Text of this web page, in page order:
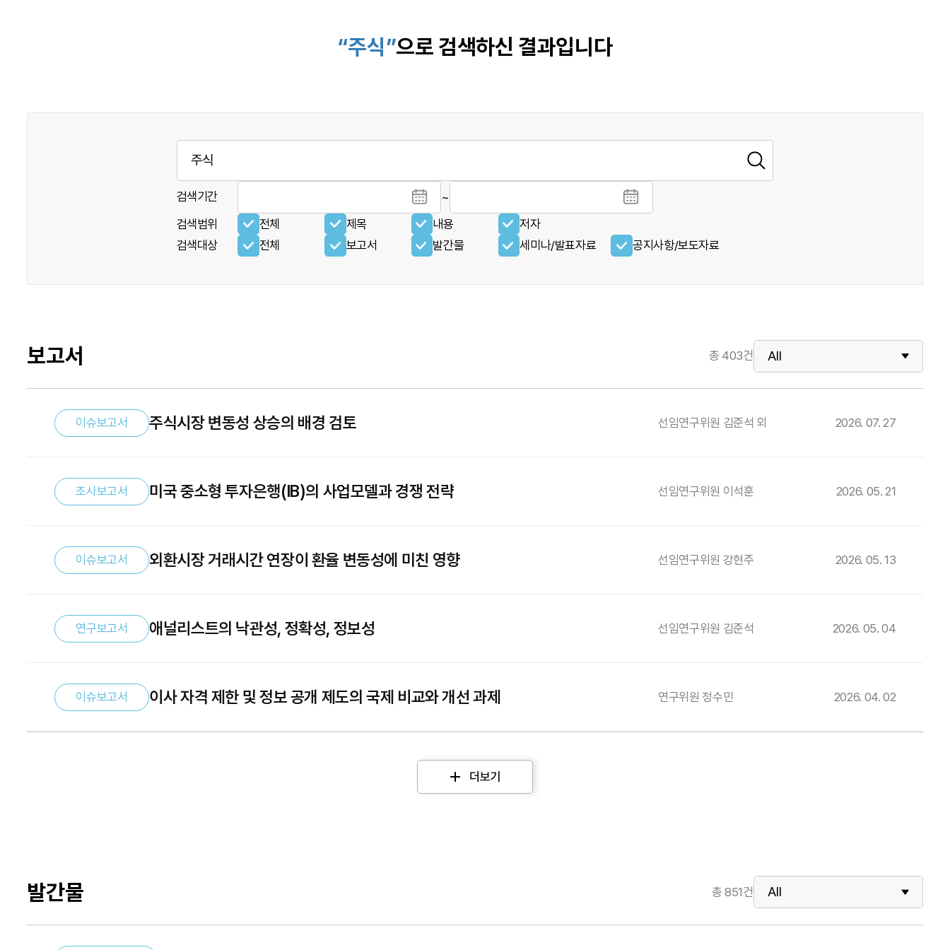
“주식”으로 검색하신 결과입니다
검색기간 ~
검색범위 전체 제목 내용
저자
검색대상
전체 보고서 발간물 세미나/발표자료 공지사항/보도자료
보고서 총 403건
이슈보고서 주식시장 변동성 상승의 배경 검토 선임연구위원 김준석 외 2026. 07. 27
조사보고서 미국 중소형 투자은행(IB)의 사업모델과 경쟁 전략 선임연구위원 이석훈 2026. 05. 21
이슈보고서 외환시장 거래시간 연장이 환율 변동성에 미친 영향 선임연구위원 강현주 2026. 05. 13
연구보고서 애널리스트의 낙관성, 정확성, 정보성 선임연구위원 김준석 2026. 05. 04
이슈보고서 이사 자격 제한 및 정보 공개 제도의 국제 비교와 개선 과제 연구위원 정수민 2026. 04. 02
더보기
발간물 총851건